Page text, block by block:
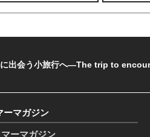
に出会う小旅行へ―The trip to
ーマガジン
ーマガジン